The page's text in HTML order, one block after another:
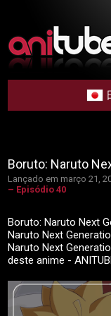
Boruto: Naruto
Lançado em março 21,
– Episódio 40
Boruto: Naruto Next
Naruto Next
Naruto Next
deste anime -